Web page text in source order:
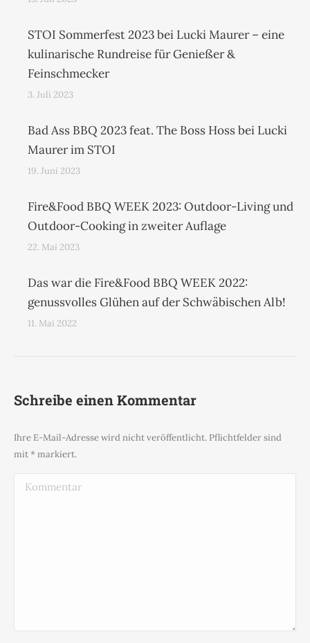
STOI Sommerfest 2023 bei Lucki Maurer – eine
kulinarische Rundreise für Genießer &
Feinschmecker
3. Juli 2023
Bad Ass BBQ 2023 feat. The Boss Hoss bei Lucki
Maurer im STOI
19. Juni 2023
Fire&Food BBQ WEEK 2023: Outdoor-Living und
Outdoor-Cooking in zweiter Auflage
22. Mai 2023
Das war die Fire&Food BBQ WEEK 2022:
genussvolles Glühen auf der Schwäbischen Alb!
11. Mai 2022
Schreibe einen Kommentar
Ihre E-Mail-Adresse wird nicht veröffentlicht. Pflichtfelder sind
mit* markiert.
Kommentar